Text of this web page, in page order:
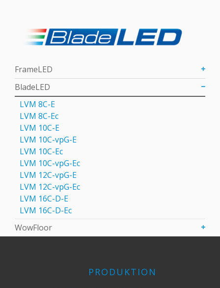
FrameLED
BladeLED
LVM 8C-E
LVM 8C-Ec
LVM 10C-E
LVM 10C-vpG-E
LVM 10C-Ec
LVM 10C-vpG-Eс
LVM 12C-vpG-E
LVM 12C-vpG-Eс
LVM 16C-D-E
LVM 16C-D-Eс
WowFloor
PRODUKTION